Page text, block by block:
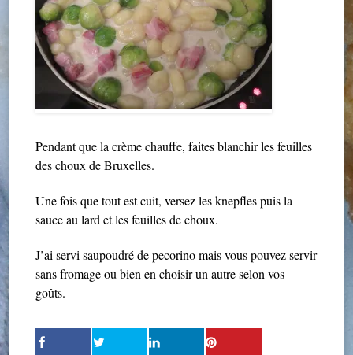
Pendant que la crème chauffe, faites blanchir les feuilles
des choux de Bruxelles.
Une fois que tout est cuit, versez les knepfles puis la
sauce au lard et les feuilles de choux.
J’ai servi saupoudré de pecorino mais vous pouvez servir
sans fromage ou bien en choisir un autre selon vos
goûts.